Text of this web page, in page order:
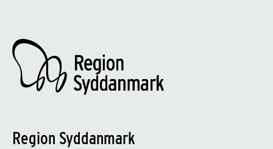
Region Syddanmark